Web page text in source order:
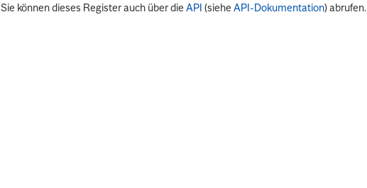
Sie können dieses Register auch über dieAPI (sieheAPI-Dokumentation) abrufen.